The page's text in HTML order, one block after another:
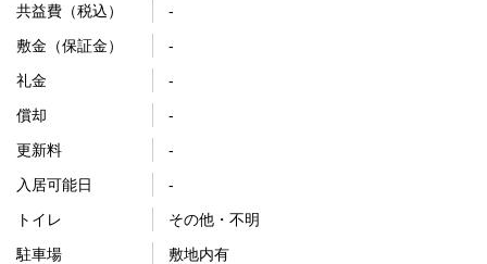
共益費（税込）
-
敷金（保証金）
-
礼金
-
償却
-
更新料
-
入居可能日
-
トイレ
その他・不明
駐車場
敷地内有